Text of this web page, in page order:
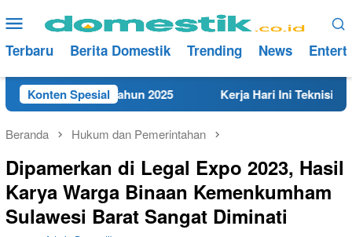
ke
konten
Menu
Mobile
Terbaru Berita Domestik Trending News
Konten Spesial
Rembang Tahun 2025 Kerja Hari Ini Teknisi/Mekanik
Beranda Hukum dan Pemerintahan
Dipamerkan di Legal Expo 2023, Hasil
Karya Warga Binaan Kemenkumham
Sulawesi Barat Sangat Diminati